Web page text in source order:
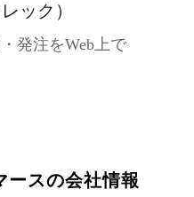
ック）
発注をWeb上で
ースの会社情報